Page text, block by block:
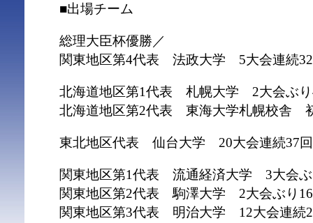
■出場チーム
総理大臣杯優勝／
関東地区第4代表 法政大学 5大会連続
北海道地区第1代表 札幌大学 2大会ぶり
北海道地区第2代表 東海大学札幌校舎
東北地区代表 仙台大学 20大会連続37
関東地区第1代表 流通経済大学 3大会ぶ
関東地区第2代表 駒澤大学 2大会ぶり
関東地区第3代表 明治大学 12大会連続